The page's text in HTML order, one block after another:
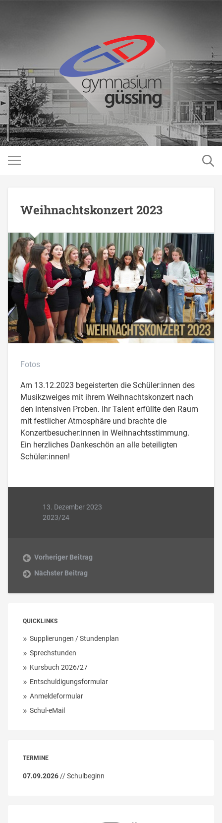
Weihnachtskonzert 2023
Fotos
Am 13.12.2023 begeisterten die Schüler:innen des
Musikzweiges mit ihrem Weihnachtskonzert nach
den intensiven Proben. Ihr Talent erfüllte den Raum
mit festlicher Atmosphäre und brachte die
Konzertbesucher:innen in Weihnachtsstimmung.
Ein herzliches Dankeschön an alle beteiligten
Schüler:innen!
13. Dezember 2023
2023/24
Vorheriger Beitrag
Nächster Beitrag
QUICKLINKS
Supplierungen / Stundenplan
Sprechstunden
Kursbuch 2026/27
Entschuldigungsformular
Anmeldeformular
Schul-eMail
TERMINE
07.09.2026 // Schulbeginn